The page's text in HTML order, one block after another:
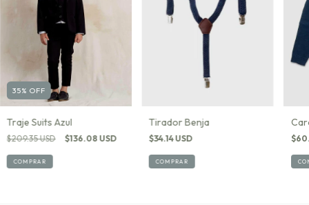
35% OFF
Traje Suits Azul
$209.35 USD $136.08 USD
COMPRAR
Tirador Benja
$34.14 USD
COMPRAR